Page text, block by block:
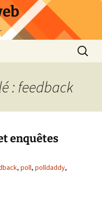
: feedback
enquêtes
, poll, polldaddy,